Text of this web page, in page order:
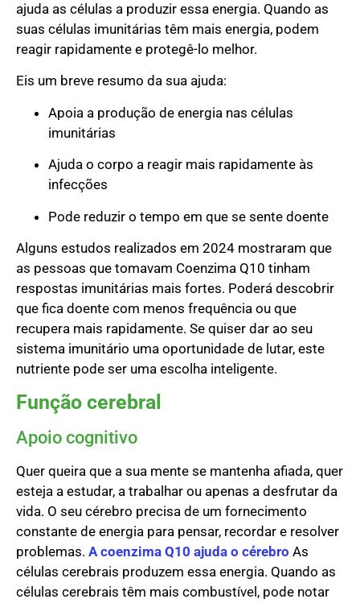
ajuda as células a produzir essa energia. Quando as
suas células imunitárias têm mais energia, podem
reagir rapidamente e protegê-lo melhor.
Eis um breve resumo da sua ajuda:
Apoia a produção de energia nas células
imunitárias
Ajuda o corpo a reagir mais rapidamente às
infecções
Pode reduzir o tempo em que se sente doente
Alguns estudos realizados em 2024 mostraram que
as pessoas que tomavam Coenzima Q10 tinham
respostas imunitárias mais fortes. Poderá descobrir
que fica doente com menos frequência ou que
recupera mais rapidamente. Se quiser dar ao seu
sistema imunitário uma oportunidade de lutar, este
nutriente pode ser uma escolha inteligente.
Função cerebral
Apoio cognitivo
Quer queira que a sua mente se mantenha afiada, quer
esteja a estudar, a trabalhar ou apenas a desfrutar da
vida. O seu cérebro precisa de um fornecimento
constante de energia para pensar, recordar e resolver
problemas. A coenzima Q10 ajuda o cérebro As
células cerebrais produzem essa energia. Quando as
células cerebrais têm mais combustível, pode notar